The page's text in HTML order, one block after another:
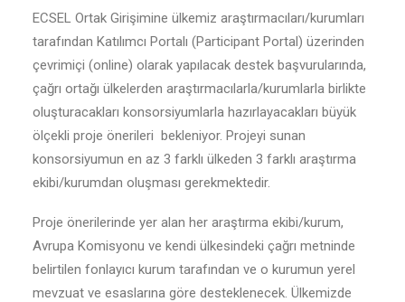
ECSEL Ortak Girişimine ülkemiz araştırmacıları/kurumları
tarafından Katılımcı Portalı (Participant Portal) üzerinden
çevrimiçi (online) olarak yapılacak destek başvurularında,
çağrı ortağı ülkelerden araştırmacılarla/kurumlarla birlikte
oluşturacakları konsorsiyumlarla hazırlayacakları büyük
ölçekli proje önerileri bekleniyor. Projeyi sunan
konsorsiyumun en az 3 farklı ülkeden 3 farklı araştırma
ekibi/kurumdan oluşması gerekmektedir.
Proje önerilerinde yer alan her araştırma ekibi/kurum,
Avrupa Komisyonu ve kendi ülkesindeki çağrı metninde
belirtilen fonlayıcı kurum tarafından ve o kurumun yerel
mevzuat ve esaslarına göre desteklenecek. Ülkemizde